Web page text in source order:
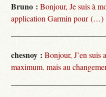
Bruno : Bonjour, Je suis à
application Garmin pour (…)
chesnoy : Bonjour, J’en suis
maximum. mais au